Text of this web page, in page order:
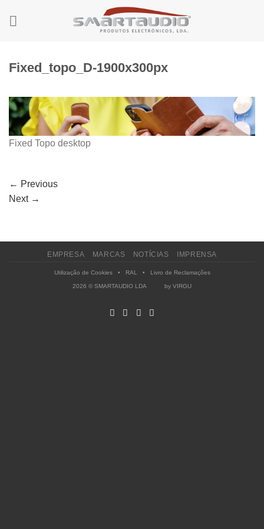
Fixed_topo_D-1900x300px
Fixed Topo desktop
← Previous
Next →
EMPRESA MARCAS NOTÍCIAS IMPRENSA
Utilização de Cookies• RAL • Livro de Reclamações
2026 © SMARTAUDIO LDA by VIRGU